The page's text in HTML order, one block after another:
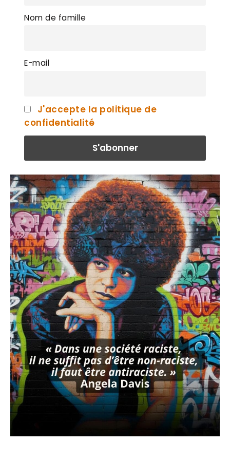
Nom de famille
E-mail
J'accepte la politique de
confidentialité